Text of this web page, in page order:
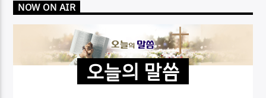
NOW ON AIR
오늘의 말씀